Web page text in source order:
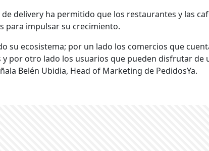
delivery ha permitido que los restaurantes y las
para impulsar su crecimiento.
su ecosistema; por un lado los comercios que
por otro lado los usuarios que pueden disfrutar de
Belén Ubidia, Head of Marketing de PedidosYa.